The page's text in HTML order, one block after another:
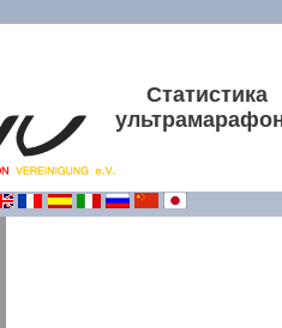
Статистика